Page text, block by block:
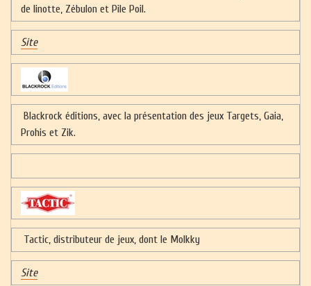
de linotte, Zébulon et Pile Poil.
Site
Blackrock éditions, avec la présentation des jeux Targets, Gaia,
Prohis et Zik.
Tactic, distributeur de jeux, dont le Molkky
Site